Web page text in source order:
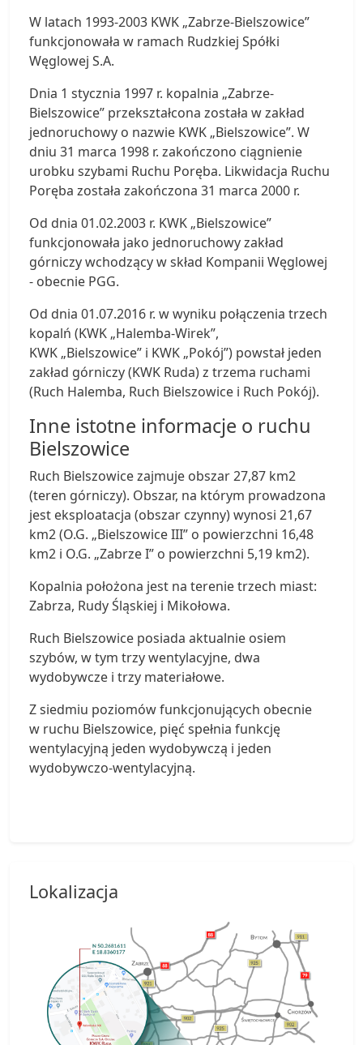
W latach 1993-2003 KWK „Zabrze-Bielszowice”
funkcjonowała w ramach Rudzkiej Spółki
Węglowej S.A.
Dnia 1 stycznia 1997 r. kopalnia „Zabrze-
Bielszowice” przekształcona została w zakład
jednoruchowy o nazwie KWK „Bielszowice”. W
dniu 31 marca 1998 r. zakończono ciągnienie
urobku szybami Ruchu Poręba. Likwidacja Ruchu
Poręba została zakończona 31 marca 2000 r.
Od dnia 01.02.2003 r. KWK „Bielszowice”
funkcjonowała jako jednoruchowy zakład
górniczy wchodzący w skład Kompanii Węglowej
- obecnie PGG.
Od dnia 01.07.2016 r. w wyniku połączenia trzech
kopalń (KWK „Halemba-Wirek”,
KWK „Bielszowice” i KWK „Pokój”) powstał jeden
zakład górniczy (KWK Ruda) z trzema ruchami
(Ruch Halemba, Ruch Bielszowice i Ruch Pokój).
Inne istotne informacje o ruchu
Bielszowice
Ruch Bielszowice zajmuje obszar 27,87 km2
(teren górniczy). Obszar, na którym prowadzona
jest eksploatacja (obszar czynny) wynosi 21,67
km2 (O.G. „Bielszowice III” o powierzchni 16,48
km2 i O.G. „Zabrze I” o powierzchni 5,19 km2).
Kopalnia położona jest na terenie trzech miast:
Zabrza, Rudy Śląskiej i Mikołowa.
Ruch Bielszowice posiada aktualnie osiem
szybów, w tym trzy wentylacyjne, dwa
wydobywcze i trzy materiałowe.
Z siedmiu poziomów funkcjonujących obecnie
w ruchu Bielszowice, pięć spełnia funkcję
wentylacyjną jeden wydobywczą i jeden
wydobywczo-wentylacyjną.
Lokalizacja